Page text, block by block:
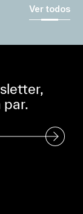
Ver todos
par.